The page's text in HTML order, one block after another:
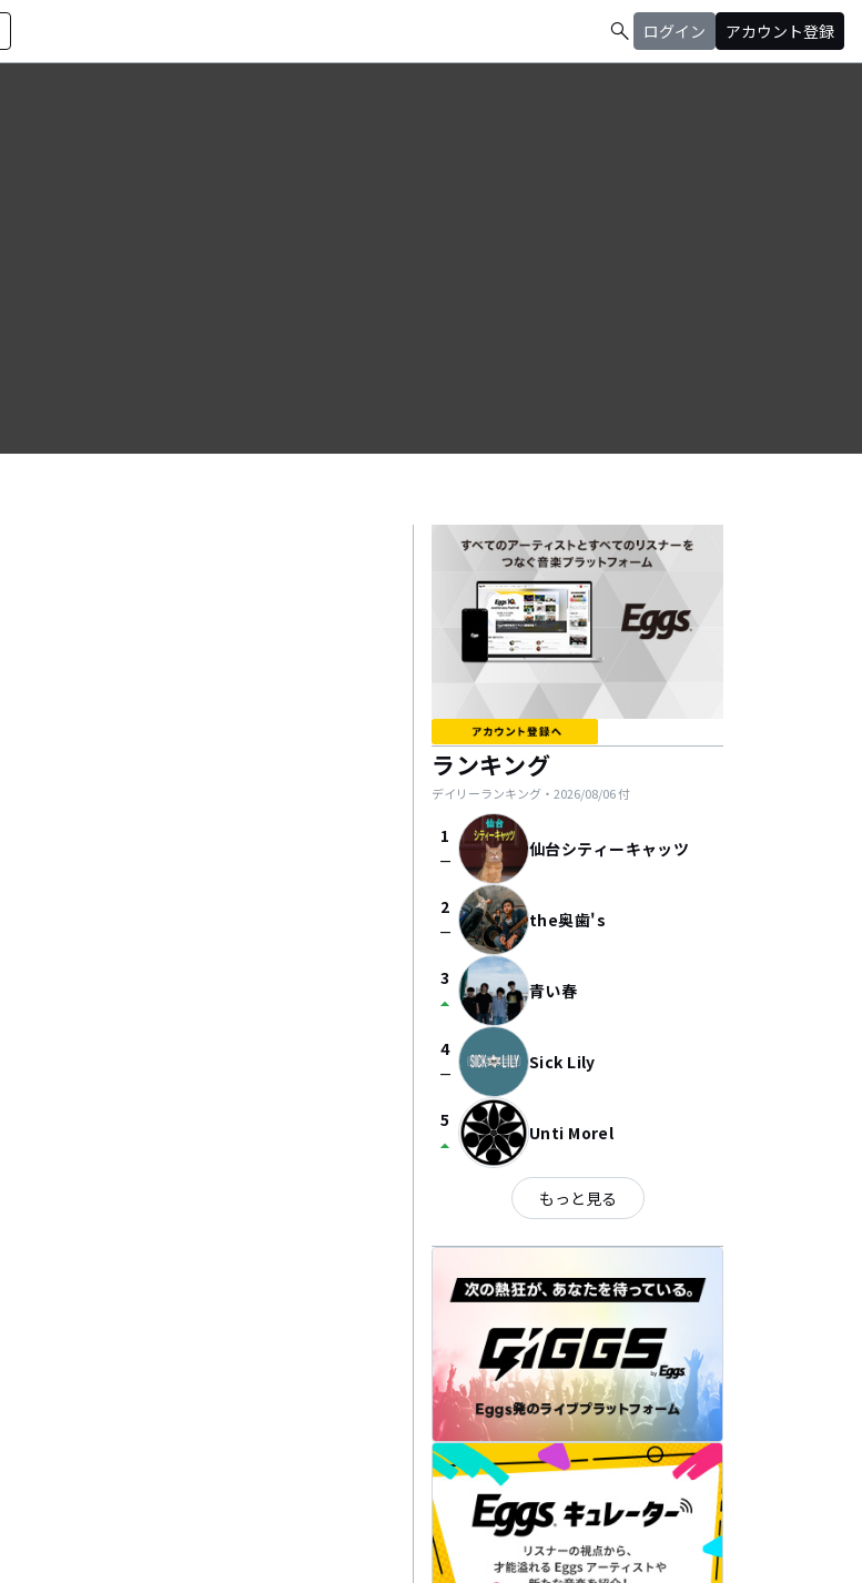
search ログイン アカウント登録
ランキング
デイリーランキング・ 2026/08/06付
1
check_indeterminate_small 仙台シティーキャッツ
2
check_indeterminate_small the奥歯's
3
arrow_drop_up 青い春
4
check_indeterminate_small Sick Lily
5
arrow_drop_up Unti Morel
もっと見る